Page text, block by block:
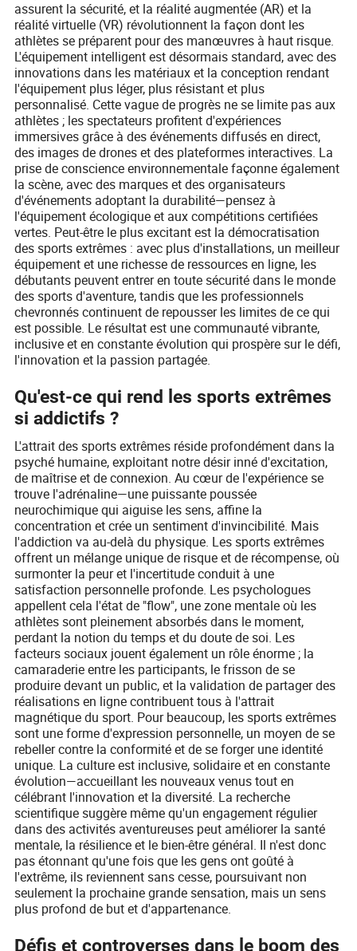
assurent la sécurité, et la réalité augmentée (AR) et la
réalité virtuelle (VR) révolutionnent la façon dont les
athlètes se préparent pour des manœuvres à haut risque.
L'équipement intelligent est désormais standard, avec des
innovations dans les matériaux et la conception rendant
l'équipement plus léger, plus résistant et plus
personnalisé. Cette vague de progrès ne se limite pas aux
athlètes ; les spectateurs profitent d'expériences
immersives grâce à des événements diffusés en direct,
des images de drones et des plateformes interactives. La
prise de conscience environnementale façonne également
la scène, avec des marques et des organisateurs
d'événements adoptant la durabilité—pensez à
l'équipement écologique et aux compétitions certifiées
vertes. Peut-être le plus excitant est la démocratisation
des sports extrêmes : avec plus d'installations, un meilleur
équipement et une richesse de ressources en ligne, les
débutants peuvent entrer en toute sécurité dans le monde
des sports d'aventure, tandis que les professionnels
chevronnés continuent de repousser les limites de ce qui
est possible. Le résultat est une communauté vibrante,
inclusive et en constante évolution qui prospère sur le défi,
l'innovation et la passion partagée.
Qu'est-ce qui rend les sports extrêmes
si addictifs ?
L'attrait des sports extrêmes réside profondément dans la
psyché humaine, exploitant notre désir inné d'excitation,
de maîtrise et de connexion. Au cœur de l'expérience se
trouve l'adrénaline—une puissante poussée
neurochimique qui aiguise les sens, affine la
concentration et crée un sentiment d'invincibilité. Mais
l'addiction va au-delà du physique. Les sports extrêmes
offrent un mélange unique de risque et de récompense, où
surmonter la peur et l'incertitude conduit à une
satisfaction personnelle profonde. Les psychologues
appellent cela l'état de "flow", une zone mentale où les
athlètes sont pleinement absorbés dans le moment,
perdant la notion du temps et du doute de soi. Les
facteurs sociaux jouent également un rôle énorme ; la
camaraderie entre les participants, le frisson de se
produire devant un public, et la validation de partager des
réalisations en ligne contribuent tous à l'attrait
magnétique du sport. Pour beaucoup, les sports extrêmes
sont une forme d'expression personnelle, un moyen de se
rebeller contre la conformité et de se forger une identité
unique. La culture est inclusive, solidaire et en constante
évolution—accueillant les nouveaux venus tout en
célébrant l'innovation et la diversité. La recherche
scientifique suggère même qu'un engagement régulier
dans des activités aventureuses peut améliorer la santé
mentale, la résilience et le bien-être général. Il n'est donc
pas étonnant qu'une fois que les gens ont goûté à
l'extrême, ils reviennent sans cesse, poursuivant non
seulement la prochaine grande sensation, mais un sens
plus profond de but et d'appartenance.
Défis et controverses dans le boom des